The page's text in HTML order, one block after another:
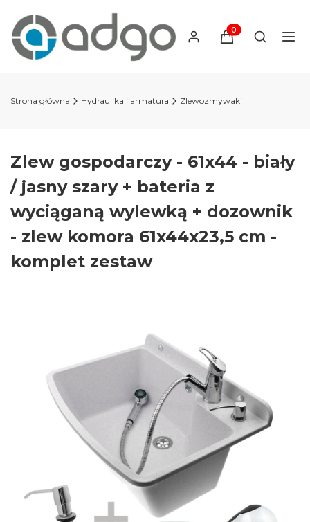
Produkty w
Otwórz
Strona główna Hydraulika i armatura Zlewozmywaki
Zlew gospodarczy - 61x44 - biały
/ jasny szary + bateria z
wyciąganą wylewką + dozownik
- zlew komora 61x44x23,5 cm -
komplet zestaw